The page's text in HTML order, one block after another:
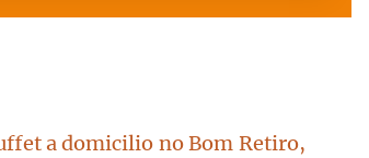
a domicilio no Bom Retiro,